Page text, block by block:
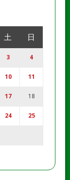
土 日
3 4
10 11
17 18
24 25